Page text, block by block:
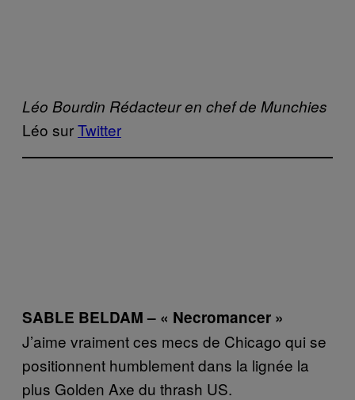
Léo Bourdin Rédacteur en chef de Munchies
Léo surTwitter
SABLE BELDAM – « Necromancer »
J’aime vraiment ces mecs de Chicago qui se
positionnent humblement dans la lignée la
plus Golden Axe du thrash US.